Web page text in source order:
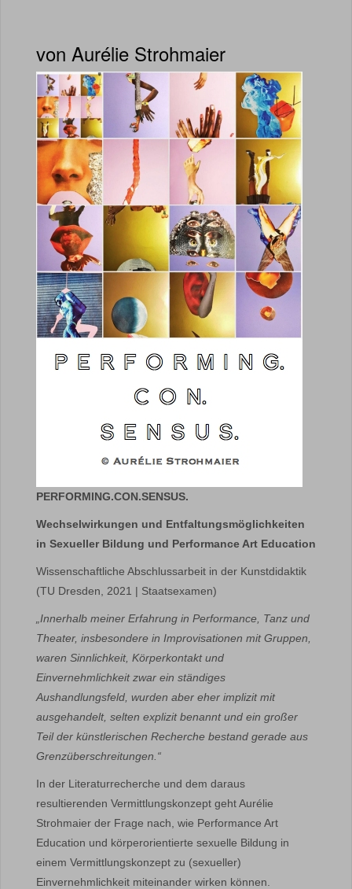
von Aurélie Strohmaier
PERFORMING.CON.SENSUS.
Wechselwirkungen und Entfaltungsmöglichkeiten
in Sexueller Bildung und Performance Art Education
Wissenschaftliche Abschlussarbeit in der Kunstdidaktik
(TU Dresden, 2021 | Staatsexamen)
„Innerhalb meiner Erfahrung in Performance, Tanz und
Theater, insbesondere in Improvisationen mit Gruppen,
waren Sinnlichkeit, Körperkontakt und
Einvernehmlichkeit zwar ein ständiges
Aushandlungsfeld, wurden aber eher implizit mit
ausgehandelt, selten explizit benannt und ein großer
Teil der künstlerischen Recherche bestand gerade aus
Grenzüberschreitungen.“
In der Literaturrecherche und dem daraus
resultierenden Vermittlungskonzept geht Aurélie
Strohmaier der Frage nach, wie Performance Art
Education und körperorientierte sexuelle Bildung in
einem Vermittlungskonzept zu (sexueller)
Einvernehmlichkeit miteinander wirken können.